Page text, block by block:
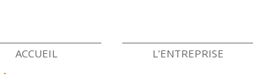
ACCUEIL L'ENTREPRISE